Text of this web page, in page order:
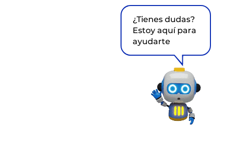
¿Tienes dudas?
Estoy aquí para
ayudarte